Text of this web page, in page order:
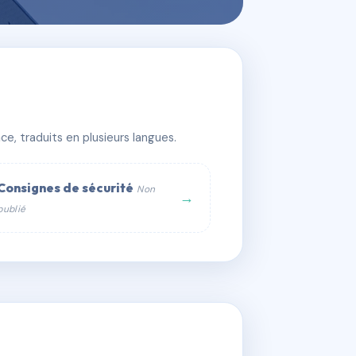
traduits en plusieurs langues.
de sécurité Non
→